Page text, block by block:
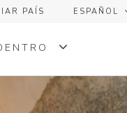
PAÍS ESPAÑOL
FRANÇAIS